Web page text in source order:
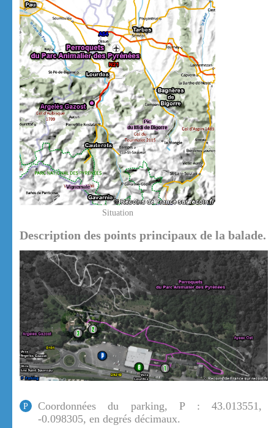
Situation
Description des points principaux de la balade.
P
Coordonnées du parking, P : 43.013551,
-0.098305, en degrés décimaux.